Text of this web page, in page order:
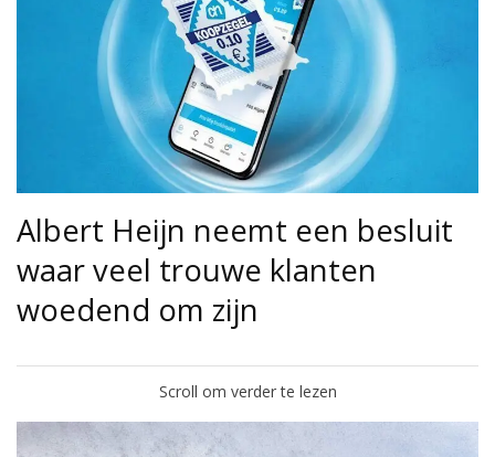
Albert Heijn neemt een besluit
waar veel trouwe klanten
woedend om zijn
Scroll om verder te lezen